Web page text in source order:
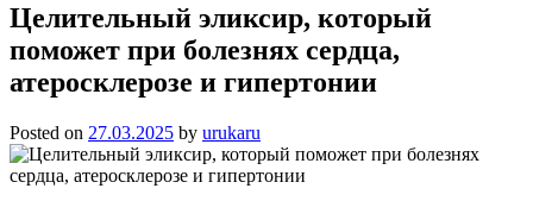
Целительный эликсир, который
поможет при болезнях сердца,
атеросклерозе и гипертонии
Posted on 27.03.2025 by urukaru